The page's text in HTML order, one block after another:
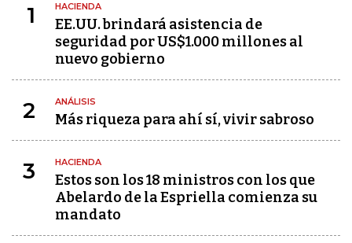
1 HACIENDA
EE.UU. brindará asistencia de
seguridad por US$1.000 millones al
nuevo gobierno
2 ANÁLISIS
Más riqueza para ahí sí, vivir sabroso
3 HACIENDA
Estos son los 18 ministros con los que
Abelardo de la Espriella comienza su
mandato